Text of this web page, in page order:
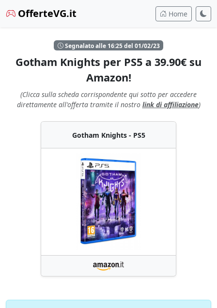
OfferteVG.it Home
Segnalato alle 16:25 del 01/02/23
Gotham Knights per PS5 a 39.90€ su
Amazon!
(Clicca sulla scheda corrispondente qui sotto per accedere
direttamente all'offerta tramite il nostro link di affiliazione)
Gotham Knights - PS5